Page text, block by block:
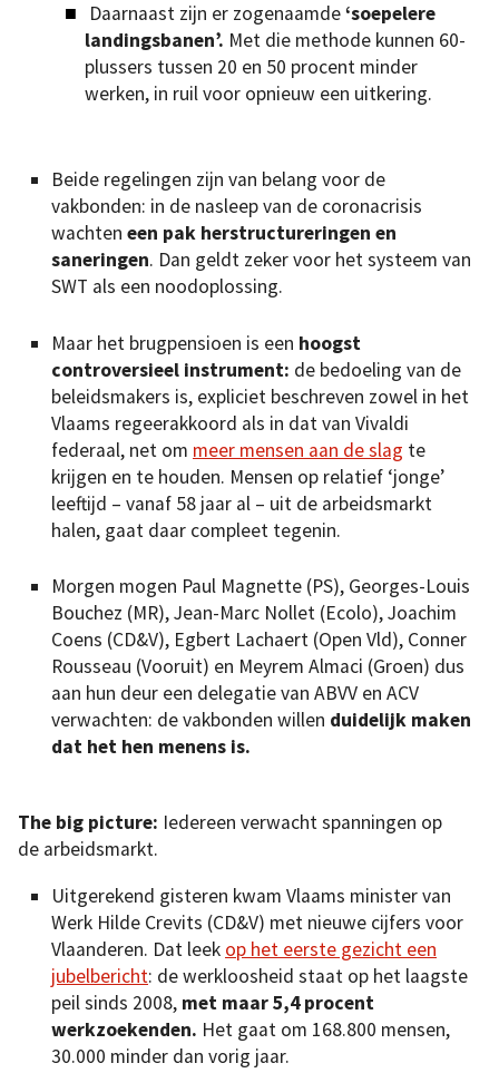
Daarnaast zijn er zogenaamde‘soepelere
landingsbanen’. Met die methode kunnen 60-
plussers tussen 20 en 50 procent minder
werken, in ruil voor opnieuw een uitkering.
Beide regelingen zijn van belang voor de
vakbonden: in de nasleep van de coronacrisis
wachten een pak herstructureringen en
saneringen. Dan geldt zeker voor het systeem van
SWT als een noodoplossing.
Maar het brugpensioen is een hoogst
controversieel instrument: de bedoeling van de
beleidsmakers is, expliciet beschreven zowel in het
Vlaams regeerakkoord als in dat van Vivaldi
federaal, net om meer mensen aan de slag te
krijgen en te houden. Mensen op relatief ‘jonge’
leeftijd – vanaf 58 jaar al – uit de arbeidsmarkt
halen, gaat daar compleet tegenin.
Morgen mogen Paul Magnette (PS), Georges-Louis
Bouchez (MR), Jean-Marc Nollet (Ecolo), Joachim
Coens (CD&V), Egbert Lachaert (Open Vld), Conner
Rousseau (Vooruit) en Meyrem Almaci (Groen) dus
aan hun deur een delegatie van ABVV en ACV
verwachten: de vakbonden willen duidelijk maken
dat het hen menens is.
The big picture: Iedereen verwacht spanningen op
de arbeidsmarkt.
Uitgerekend gisteren kwam Vlaams minister van
Werk Hilde Crevits (CD&V) met nieuwe cijfers voor
Vlaanderen. Dat leek op het eerste gezicht een
jubelbericht: de werkloosheid staat op het laagste
peil sinds 2008, met maar 5,4 procent
werkzoekenden. Het gaat om 168.800 mensen,
30.000 minder dan vorig jaar.